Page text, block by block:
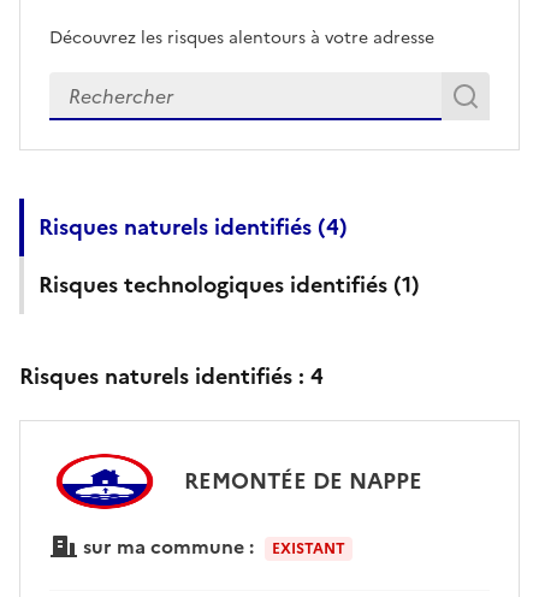
Découvrez les risques alentours à votre adresse
Veuillez renseigner votre adresse exacte
Risques naturels identifiés (4)
Risques technologiques identifiés (1)
Risques naturels identifiés : 4
REMONTÉE DE NAPPE
sur ma commune : EXISTANT